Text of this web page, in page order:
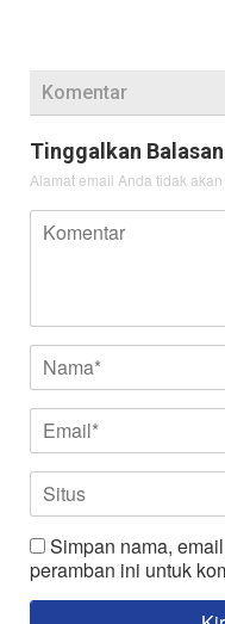
Komentar
Tinggalkan Balasan
Alamat email Anda tidak
Simpan nama,
peramban ini untuk